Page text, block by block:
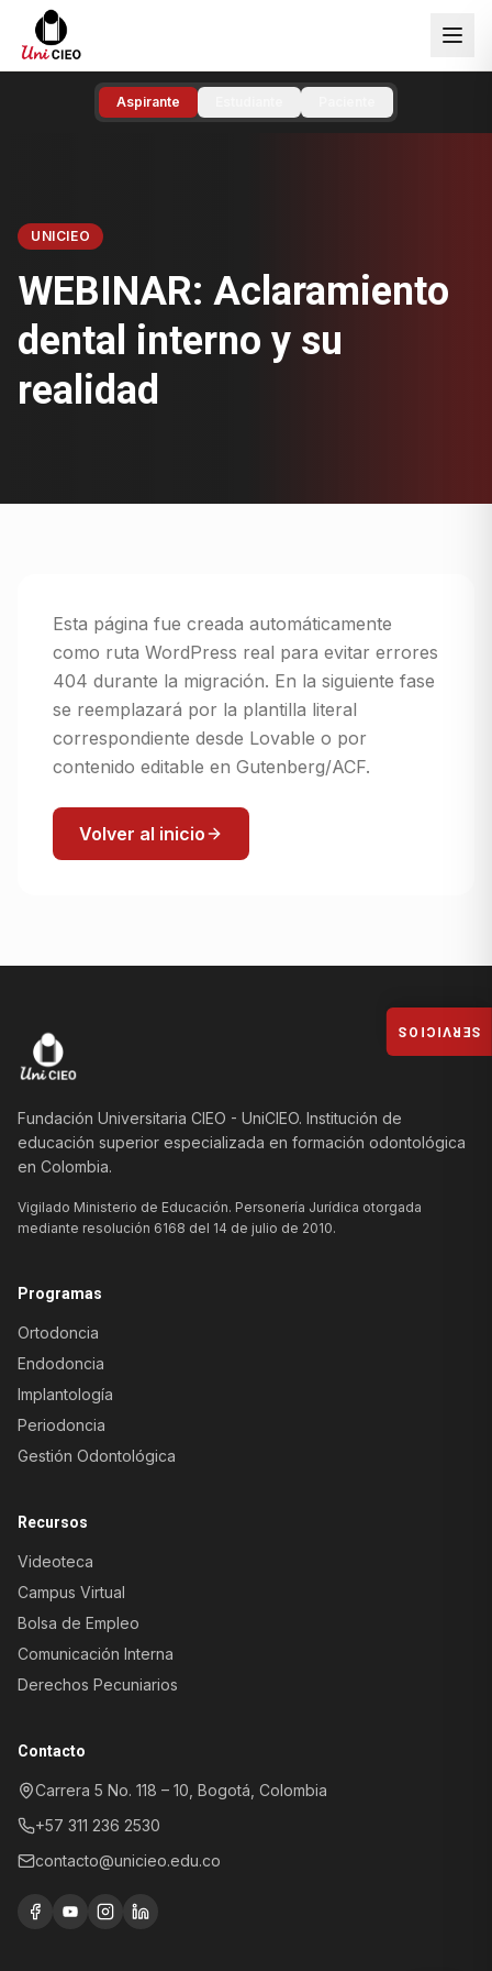
Aspirante
UNICIEO
WEBINAR: Aclaramiento
dental interno y su
realidad
Esta página fue creada automáticamente
como ruta WordPress real para evitar errores
404 durante la migración. En la siguiente fase
se reemplazará por la plantilla literal
correspondiente desde Lovable o por
contenido editable en Gutenberg/ACF.
Volver al inicio
Fundación Universitaria CIEO - UniCIEO. Institución de
educación superior especializada en formación odontológica
en Colombia.
Vigilado Ministerio de Educación. Personería Jurídica otorgada
mediante resolución 6168 del 14 de julio de 2010.
Programas
Ortodoncia
Endodoncia
Implantología
Periodoncia
Gestión Odontológica
Recursos
Videoteca
Campus Virtual
Bolsa de Empleo
Comunicación Interna
Derechos Pecuniarios
Contacto
Carrera 5 No. 118 – 10, Bogotá, Colombia
+57 311 236 2530
contacto@unicieo.edu.co
SERVICIOS
Registro y control